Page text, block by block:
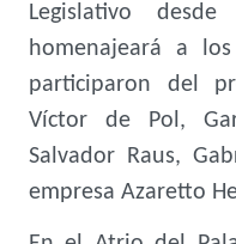
Legislativo
homenajeará a
participaron del
Víctor de Pol,
Salvador Raus,
empresa Azaretto